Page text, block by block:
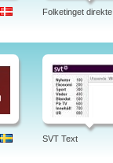
Folketinget direkte
SVT Text